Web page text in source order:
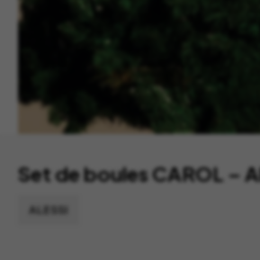
Set de boules CAROL –
ALESSI